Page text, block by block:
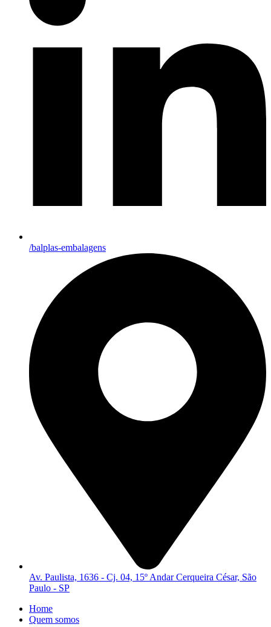
/balplas-embalagens
Av. Paulista, 1636 - Cj. 04, 15º Andar Cerqueira César, São
Paulo - SP
Home
Quem somos